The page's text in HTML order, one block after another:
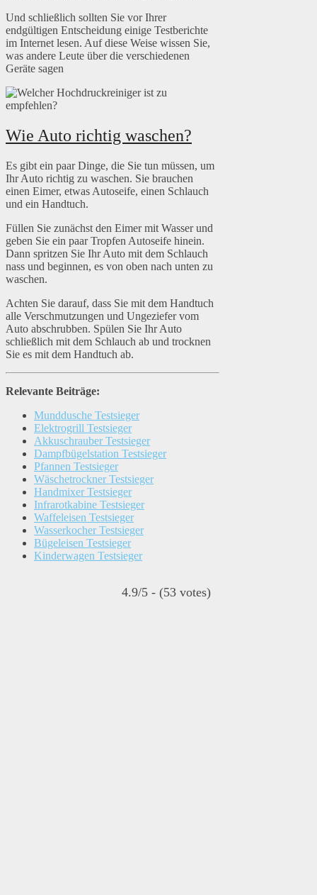
Und schließlich sollten Sie vor Ihrer
endgültigen Entscheidung einige Testberichte
im Internet lesen. Auf diese Weise wissen Sie,
was andere Leute über die verschiedenen
Geräte sagen
Wie Auto richtig waschen?
Es gibt ein paar Dinge, die Sie tun müssen, um
Ihr Auto richtig zu waschen. Sie brauchen
einen Eimer, etwas Autoseife, einen Schlauch
und ein Handtuch.
Füllen Sie zunächst den Eimer mit Wasser und
geben Sie ein paar Tropfen Autoseife hinein.
Dann spritzen Sie Ihr Auto mit dem Schlauch
nass und beginnen, es von oben nach unten zu
waschen.
Achten Sie darauf, dass Sie mit dem Handtuch
alle Verschmutzungen und Ungeziefer vom
Auto abschrubben. Spülen Sie Ihr Auto
schließlich mit dem Schlauch ab und trocknen
Sie es mit dem Handtuch ab.
Relevante Beiträge:
Munddusche Testsieger
Elektrogrill Testsieger
Akkuschrauber Testsieger
Dampfbügelstation Testsieger
Pfannen Testsieger
Wäschetrockner Testsieger
Handmixer Testsieger
Infrarotkabine Testsieger
Waffeleisen Testsieger
Wasserkocher Testsieger
Bügeleisen Testsieger
Kinderwagen Testsieger
4.9/5 - (53 votes)